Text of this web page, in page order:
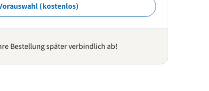
(kostenlos)
Bestellung später verbindlich ab!